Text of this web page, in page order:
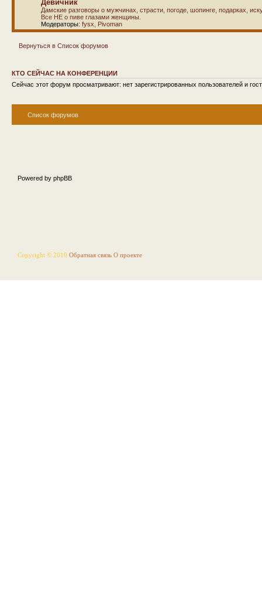
Девичник
Дамские разговоры о мужчинах, страсти, погоде, шопинге, подарках,
Все НЕ о пиве глазами женщины.
Модераторы: fysx Pivoman
Вернуться в Список форумов
КТО СЕЙЧАС НА КОНФЕРЕНЦИИ
Сейчас этот форум просматривают: нет зарегистрированных пользователей и
Список форумов
Powered by phpBB
Copyright © 2010 Обратная связь О проекте